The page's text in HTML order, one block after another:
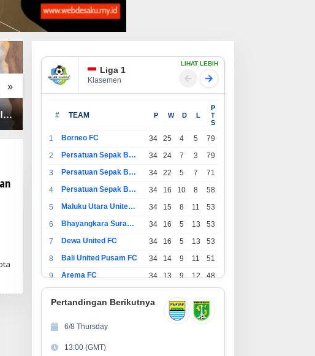
»
Lebih dari 500 Calon Awardee
Tahap Wawancara
SUCOFINDO Perkuat Ekosistem
Perkeretaapian Nasional di
RailwayTech Indonesia 2026
Liga 1
Klasemen
LIHAT LEBIH
# TEAM P W D L
P
T
S
1 Borneo FC 34 25 4 5
79
2
Persatuan Sepak Bola Indonesia Bandung 34 24 7 3
79
3
Persatuan Sepak Bola Indonesia Jakarta 34 22 5 7
71
4
Persatuan Sepak Bola Surabaya 34 16 10 8
58
5
Maluku Utara United FC 34 15 8 11
53
6
Bhayangkara Surabaya United 34 16 5 13
53
7
Dewa United FC 34 16 5 13
53
8
Bali United Pusam FC 34 14 9 11
51
9
Arema FC 34 13 9 12
48
0
1
11 12 11 45
2
Pertandingan Berikutnya
6/8 Thursday
13:00 (GMT)